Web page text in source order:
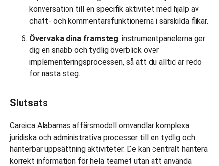
konversation till en specifik aktivitet med hjälp av
chatt- och kommentarsfunktionerna i särskilda flikar.
Övervaka dina framsteg: instrumentpanelerna ger
dig en snabb och tydlig överblick över
implementeringsprocessen, så att du alltid är redo
för nästa steg.
Slutsats
Careica Alabamas affärsmodell omvandlar komplexa
juridiska och administrativa processer till en tydlig och
hanterbar uppsättning aktiviteter. De kan centralt hantera
korrekt information för hela teamet utan att använda